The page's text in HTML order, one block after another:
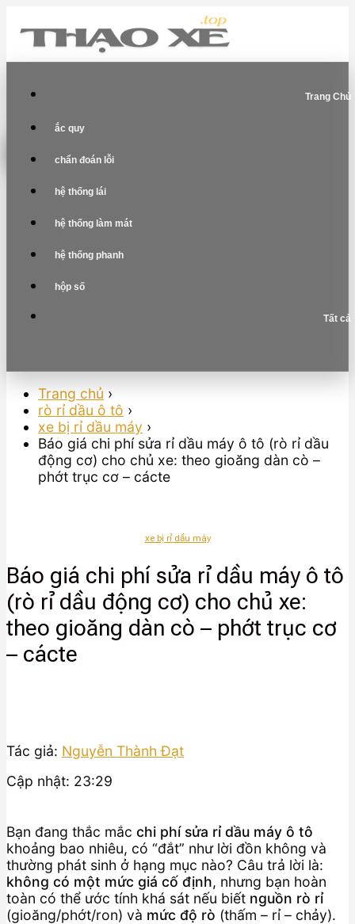
content
Trang Chủ
ắc quy
chẩn đoán lỗi
hệ thống lái
hệ thống làm mát
hệ thống phanh
hộp số
Tất cả
Trang chủ ›
rò rỉ dầu ô tô ›
xe bị rỉ dầu máy ›
Báo giá chi phí sửa rỉ dầu máy ô tô (rò rỉ dầu
động cơ) cho chủ xe: theo gioăng dàn cò –
phớt trục cơ – cácte
xe bị rỉ dầu máy
Báo giá chi phí sửa rỉ dầu máy ô tô
(rò rỉ dầu động cơ) cho chủ xe:
theo gioăng dàn cò – phớt trục cơ
– cácte
Tác giả: Nguyễn Thành Đạt
Cập nhật: 23:29
Bạn đang thắc mắc chi phí sửa rỉ dầu máy ô tô
khoảng bao nhiêu, có “đắt” như lời đồn không và
thường phát sinh ở hạng mục nào? Câu trả lời là:
không có một mức giá cố định, nhưng bạn hoàn
toàn có thể ước tính khá sát nếu biết nguồn rò rỉ
(gioăng/phớt/ron) và mức độ rò (thấm – rỉ – chảy).